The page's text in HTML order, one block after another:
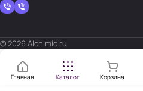
© 2026 Alchimic.ru
Главная Каталог Корзина